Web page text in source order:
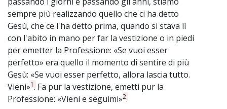
sempre più realizzando quello che ci ha detto
Gesù, che ce l'ha detto prima, quando si stava lì
con l'abito in mano per far la vestizione o in piedi
per emetter la Professione: «Se vuoi esser
perfetto» era quello il momento di sentire di più
Gesù: «Se vuoi esser perfetto, allora lascia tutto.
Vieni»1. Fa pur la vestizione, emetti pur la
Professione: «Vieni e seguimi»2.